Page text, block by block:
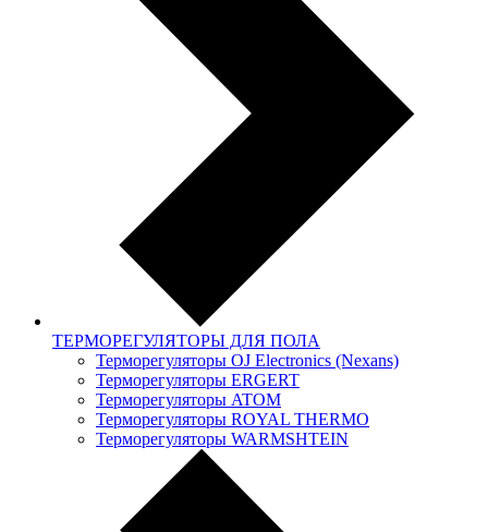
ТЕРМОРЕГУЛЯТОРЫ ДЛЯ ПОЛА
Терморегуляторы OJ Electronics (Nexans)
Терморегуляторы ERGERT
Терморегуляторы ATOM
Терморегуляторы ROYAL THERMO
Терморегуляторы WARMSHTEIN